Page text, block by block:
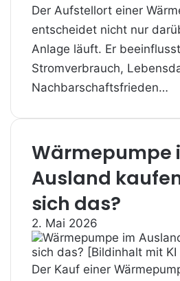
Der Aufstellort einer
entscheidet nicht nur
Anlage läuft. Er
Stromverbrauch,
Nachbarschaftsfrieden…
Wärmepumpe
Ausland
sich das?
2. Mai 2026
Der Kauf einer